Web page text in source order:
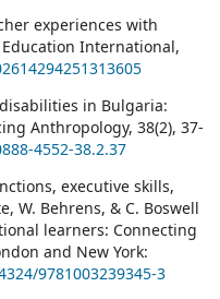
experiences with
International,
in Bulgaria:
Anthropology, 38(2), 37-
4552-38.2.37
executive skills,
W. Behrens, & C. Boswell
learners: Connecting
and New York:
9781003239345-3